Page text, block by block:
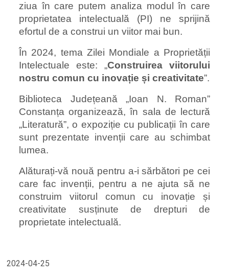
ziua în care putem analiza modul în care
proprietatea intelectuală (PI) ne sprijină
efortul de a construi un viitor mai bun.
În 2024, tema Zilei Mondiale a Proprietății
Intelectuale este: „Construirea viitorului
nostru comun cu inovație și creativitate”.
Biblioteca Județeană „Ioan N. Roman”
Constanța organizează, în sala de lectură
„Literatură”, o expoziție cu publicații în care
sunt prezentate invenții care au schimbat
lumea.
Alăturați-vă nouă pentru a-i sărbători pe cei
care fac invenții, pentru a ne ajuta să ne
construim viitorul comun cu inovație și
creativitate susținute de drepturi de
proprietate intelectuală.
2024-04-25